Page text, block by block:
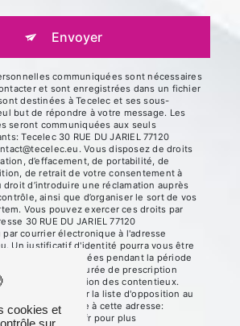
Envoyer
communiquées sont nécessaires
et sont enregistrées dans un fichier
destinées à Tecelec et ses sous-
but de répondre à votre message. Les
seront communiquées aux seuls
Tecelec 30 RUE DU JARIEL 77120
Vous disposez de droits
d’effacement, de portabilité, de
de retrait de votre consentement à
d’introduire une réclamation auprès
ainsi que d’organiser le sort de vos
Vous pouvez exercer ces droits par
30 RUE DU JARIEL 77120
par courrier électronique à l'adresse
Un justificatif d'identité pourra vous être
vos données pendant la période
puis pendant la durée de prescription
et de gestion des contentieux.
de vous inscrire sur la liste d'opposition au
disponible à cette adresse:
le site cnil.fr pour plus
cookies et
sur